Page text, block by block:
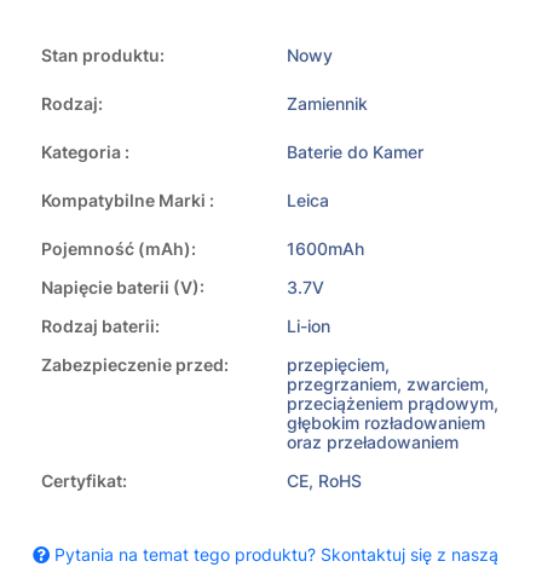
Stan produktu: Nowy
Rodzaj: Zamiennik
Kategoria : Baterie do Kamer
Kompatybilne Marki : Leica
Pojemność (mAh):
1600mAh
Napięcie baterii (V):
3.7V
Rodzaj baterii:
Li-ion
Zabezpieczenie przed:
przepięciem,
przegrzaniem, zwarciem,
przeciążeniem prądowym,
głębokim rozładowaniem
oraz przeładowaniem
Certyfikat:
CE, RoHS
Pytania na temat tego produktu? Skontaktuj się z naszą